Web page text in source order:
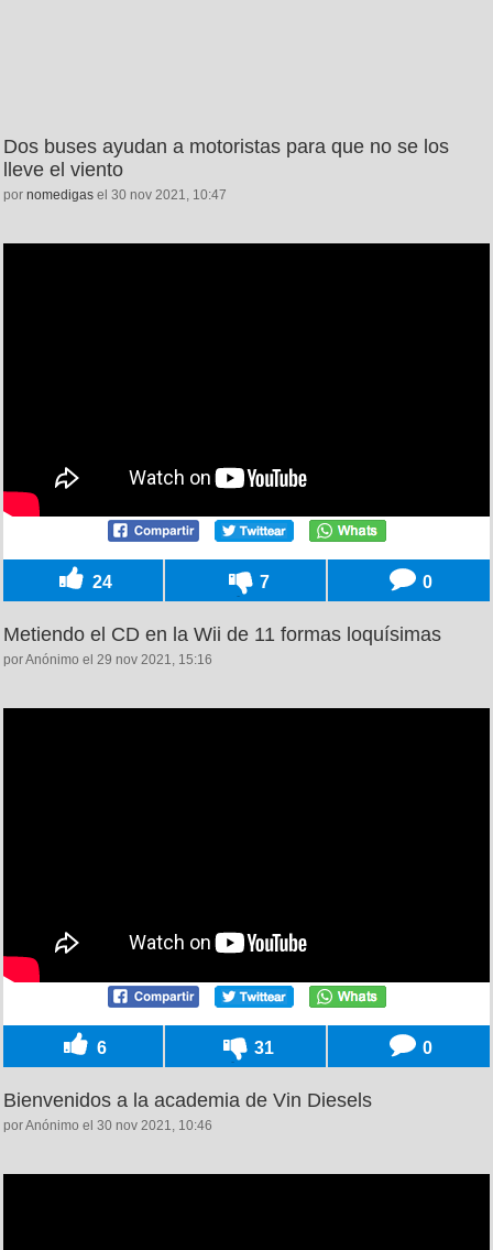
Dos buses ayudan a motoristas para que no se los
lleve el viento
por nomedigas el 30 nov 2021, 10:47
24 7 0
Metiendo el CD en la Wii de 11 formas loquísimas
por Anónimo el 29 nov 2021, 15:16
6 31 0
Bienvenidos a la academia de Vin Diesels
por Anónimo el 30 nov 2021, 10:46